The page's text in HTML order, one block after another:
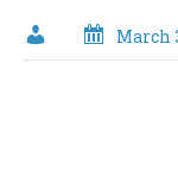
March